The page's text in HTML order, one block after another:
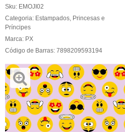
Sku: EMOJI02
Categoria: Estampados, Princesas e
Príncipes
Marca: PX
Código de Barras: 7898209593194